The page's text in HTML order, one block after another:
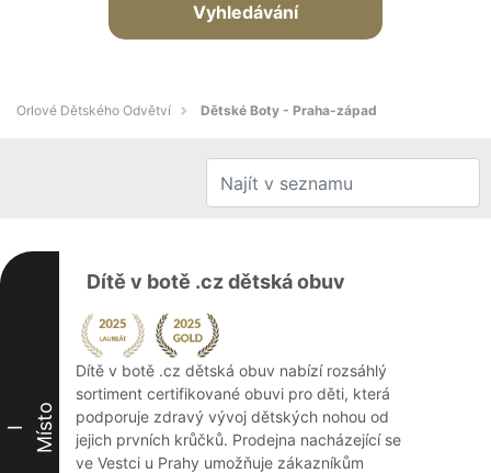
Vyhledávání
Orlové Dětského Odvětví Dětské Boty - Praha-západ
I Místo
Dítě v botě .cz dětská obuv
Dítě v botě .cz dětská obuv nabízí rozsáhlý
sortiment certifikované obuvi pro děti, která
podporuje zdravý vývoj dětských nohou od
jejich prvních krůčků. Prodejna nacházející se
ve Vestci u Prahy umožňuje zákazníkům